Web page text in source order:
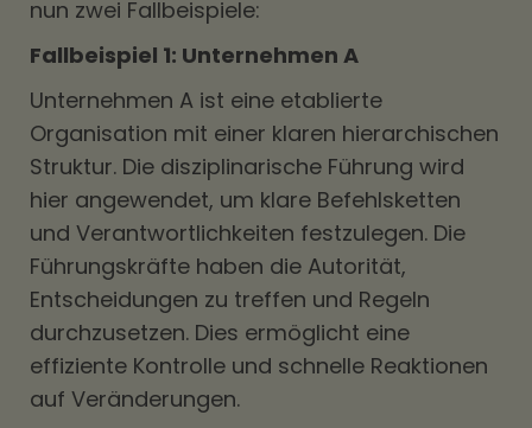
nun zwei Fallbeispiele:
Fallbeispiel 1: Unternehmen A
Unternehmen A ist eine etablierte
Organisation mit einer klaren hierarchischen
Struktur. Die disziplinarische Führung wird
hier angewendet, um klare Befehlsketten
und Verantwortlichkeiten festzulegen. Die
Führungskräfte haben die Autorität,
Entscheidungen zu treffen und Regeln
durchzusetzen. Dies ermöglicht eine
effiziente Kontrolle und schnelle Reaktionen
auf Veränderungen.